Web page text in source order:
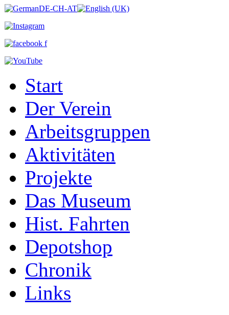
Start
Der Verein
Arbeitsgruppen
Aktivitäten
Projekte
Das Museum
Hist. Fahrten
Depotshop
Chronik
Links